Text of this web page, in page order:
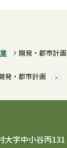
開発・都市計画
発・都市計画
大字中小谷丙131